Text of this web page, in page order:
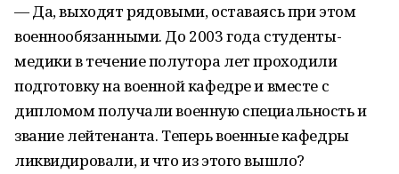
— Да, выходят рядовыми, оставаясь при этом
военнообязанными. До 2003 года студенты-
медики в течение полутора лет проходили
подготовку на военной кафедре и вместе с
дипломом получали военную специальность и
звание лейтенанта. Теперь военные кафедры
ликвидировали, и что из этого вышло?